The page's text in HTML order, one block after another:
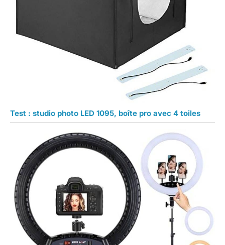
Test : studio photo LED 1095, boîte pro avec 4 toiles